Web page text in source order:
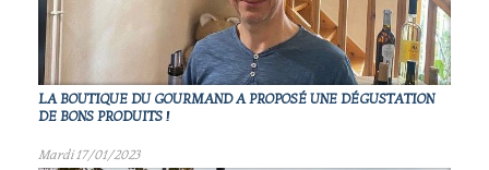
LA BOUTIQUE DU GOURMAND A PROPOSÉ UNE DÉGUSTATION
DE BONS PRODUITS !
Mardi 17/01/2023